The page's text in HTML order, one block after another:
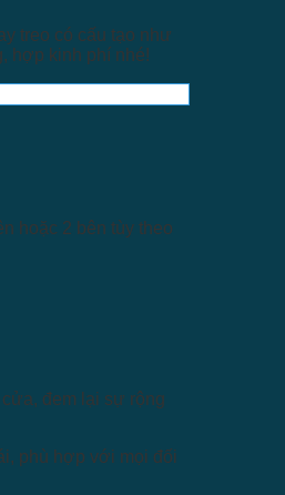
treo có cấu tạo như
hợp kinh phí nhé!
hoặc 2 bên tùy theo
đem lại sự rộng
phù hợp với mọi đối